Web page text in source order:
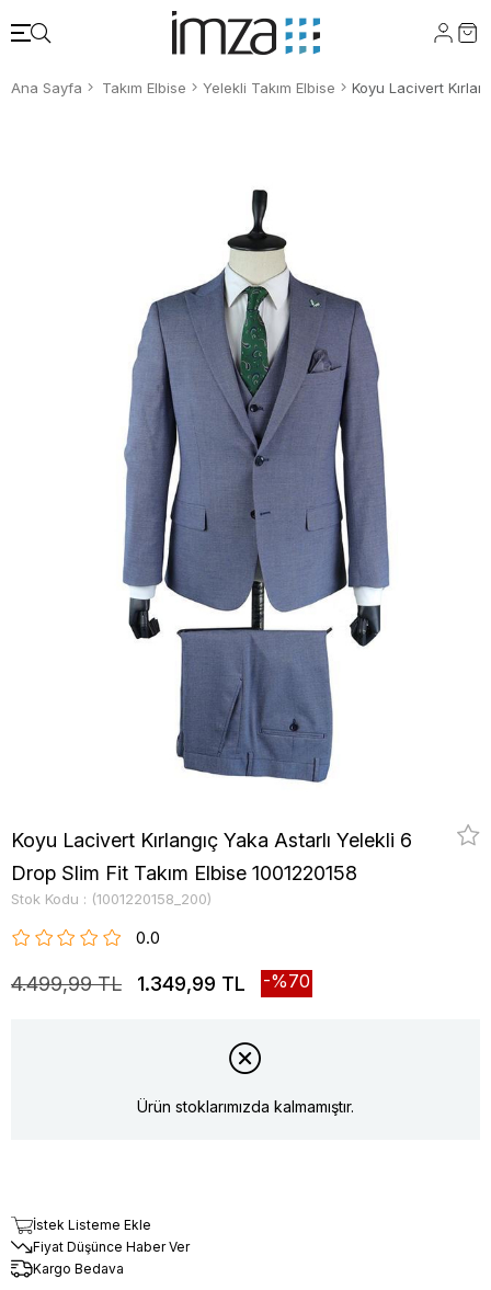
Ana Sayfa Takım Elbise Yelekli Takım Elbise
Koyu Lacivert Kırlangıç Yaka Astarlı Yelekli 6
Drop Slim Fit Takım Elbise 1001220158
Stok Kodu (1001220158_200)
0.0
4.499,99 TL 1.349,99 TL 70
Ürün stoklarımızda kalmamıştır.
İstek Listeme Ekle
Fiyat Düşünce Haber Ver
Kargo Bedava